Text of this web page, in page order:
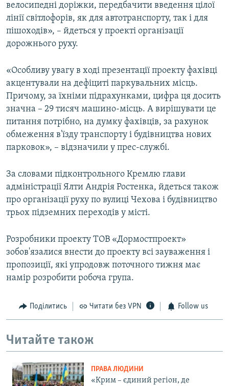
велосипедні доріжки, передбачити введення цілої
лінії світлофорів, як для автотранспорту, так і для
пішоходів», – йдеться у проекті організації
дорожнього руху.
«Особливу увагу в ході презентації проекту фахівці
акцентували на дефіциті паркувальних місць.
Причому, за їхніми підрахунками, цифра ця досить
значна – 29 тисяч машино-місць. А вирішувати це
питання потрібно, на думку фахівців, за рахунок
обмеження в'їзду транспорту і будівництва нових
парковок», – відзначили у прес-службі.
За словами підконтрольного Кремлю глави
адміністрації Ялти Андрія Ростенка, йдеться також
про організації руху по вулиці Чехова і будівництво
трьох підземних переходів у місті.
Розробники проекту ТОВ «Дормостпроект»
зобов'язалися внести до проекту всі зауваження і
пропозиції, які упродовж поточного тижня має
намір розробити робоча група.
Поділитись Читати без VPN Follow us
Читайте також
ПРАВА ЛЮДИНИ
«Крим – єдиний регіон, де